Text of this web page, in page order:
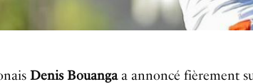
Denis Bouangaa annoncé fièrement